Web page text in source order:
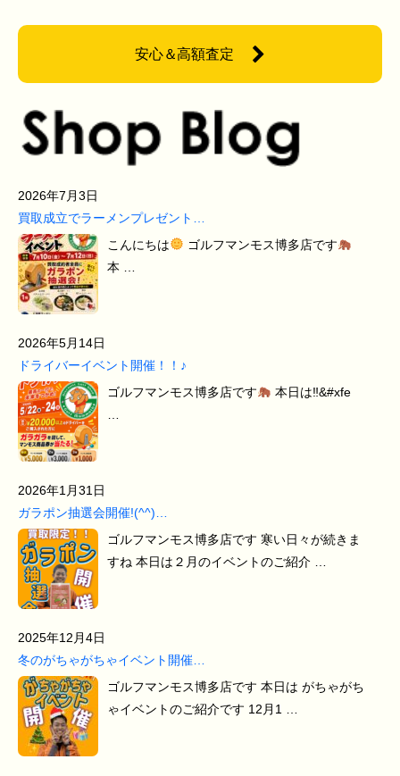
安心＆高額査定
2026年7月3日
買取成立でラーメンプレゼント…
こんにちは
ゴルフマンモス博多店です
本 …
2026年5月14日
ドライバーイベント開催！！♪
ゴルフマンモス博多店です
本日は‼&#xfe
2026年1月31日
ガラポン抽選会開催!(^^)…
ゴルフマンモス博多店です 寒い日々が続きま
すね 本日は２月のイベントのご紹介 …
2025年12月4日
冬のがちゃがちゃイベント開催…
ゴルフマンモス博多店です 本日は がちゃがち
ゃイベントのご紹介です 12月1 …